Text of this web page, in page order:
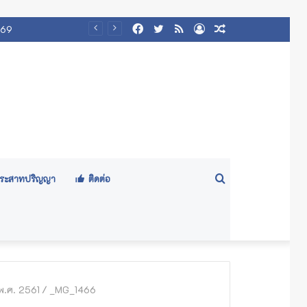
Log
RSS
Twitter
Facebook
ะสาทปริญญา ติดต่อ
ศ. 2561 / _MG_1466